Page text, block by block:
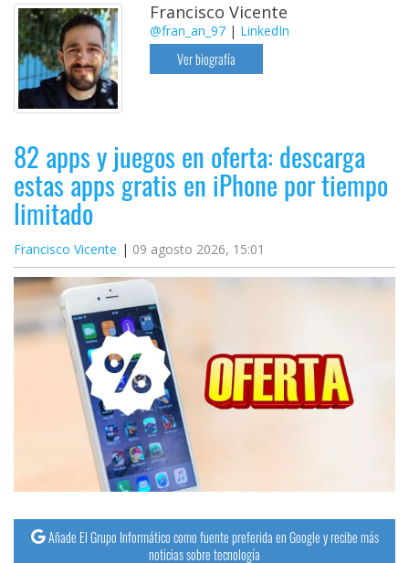
Francisco Vicente
@fran_an_97 | LinkedIn
Ver biografía
82 apps y juegos en oferta: descarga
estas apps gratis en iPhone por tiempo
limitado
Francisco Vicente 09 agosto 2026, 15:01
Añade El Grupo Informático como fuente preferida en Google y recibe más
noticias sobre tecnología